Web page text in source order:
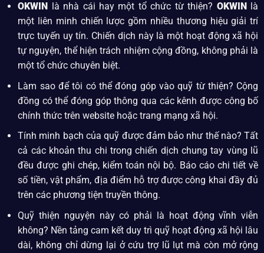
OKWIN là nhà cái hay một tổ chức từ thiện? OKWIN
là
một liên minh chiến lược gồm nhiều thương hiệu giải trí
trực tuyến uy tín. Chiến dịch này là một hoạt động xã hội
tự nguyện, thể hiện trách nhiệm cộng đồng, không phải là
một tổ chức chuyên biệt.
Làm sao để tôi có thể đóng góp vào quỹ từ thiện? Cộng
đồng có thể đóng góp thông qua các kênh được công bố
chính thức trên website hoặc trang mạng xã hội.
Tính minh bạch của quỹ được đảm bảo như thế nào? Tất
cả các khoản thu chi trong chiến dịch chung tay vùng lũ
đều được ghi chép, kiểm toán nội bộ. Báo cáo chi tiết về
số tiền, vật phẩm, địa điểm hỗ trợ được công khai đầy đủ
trên các phương tiện truyền thông.
Quỹ thiện nguyện này có phải là hoạt động vĩnh viễn
không? Nền tảng cam kết duy trì quỹ hoạt động xã hội lâu
dài, không chỉ dừng lại ở cứu trợ lũ lụt mà còn mở rộng